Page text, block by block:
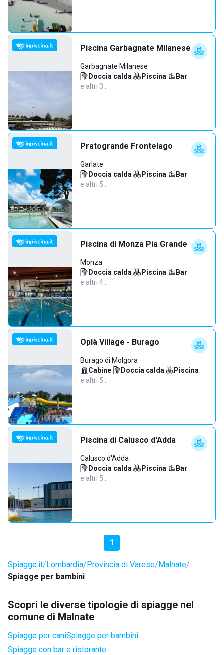
Piscina Garbagnate Milanese
Garbagnate Milanese
Doccia calda· Piscina· Bar·
e altri 3…
Pratogrande Frontelago
Garlate
Doccia calda· Piscina· Bar·
e altri 5…
Piscina di Monza Pia Grande
Monza
Doccia calda· Piscina· Bar·
e altri 4…
Oplà Village - Burago
Burago di Molgora
Cabine· Doccia calda· Piscina·
e altri 5…
Piscina di Calusco d'Adda
Calusco d'Adda
Doccia calda· Piscina· Bar·
e altri 5…
1
Spiagge.it Lombardia Provincia di Varese Malnate
Spiagge per bambini
Scopri le diverse tipologie di spiagge nel
comune di Malnate
Spiagge per caniSpiagge per bambini
Spiagge con bar e ristorante